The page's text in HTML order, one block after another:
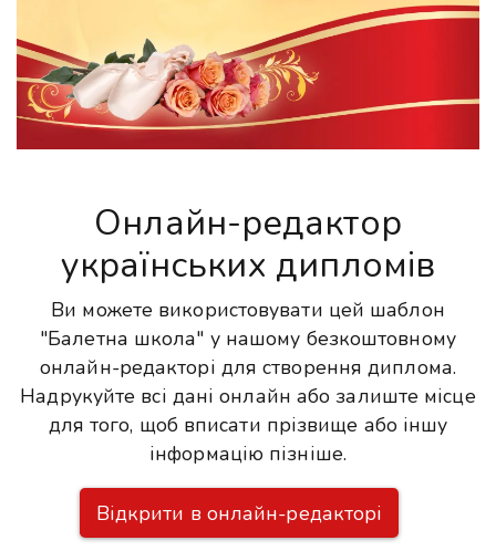
Онлайн-редактор
українських дипломів
Ви можете використовувати цей шаблон
"Балетна школа" у нашому безкоштовному
онлайн-редакторі для створення диплома.
Надрукуйте всі дані онлайн або залиште місце
для того, щоб вписати прізвище або іншу
інформацію пізніше.
Відкрити в онлайн-редакторі